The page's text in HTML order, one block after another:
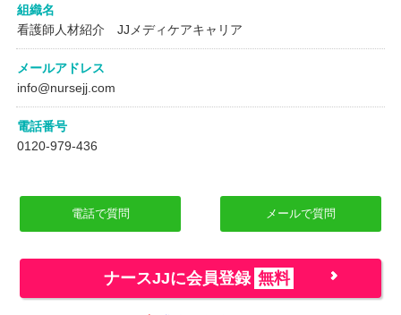
組織名
看護師人材紹介 JJメディケアキャリア
メールアドレス
info@nursejj.com
電話番号
0120-979-436
電話で質問 メールで質問
ナースJJに会員登録 無料